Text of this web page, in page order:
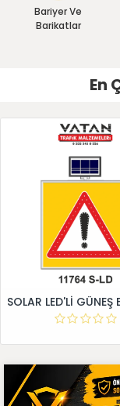
Bariyer Ve
Barikatlar
En